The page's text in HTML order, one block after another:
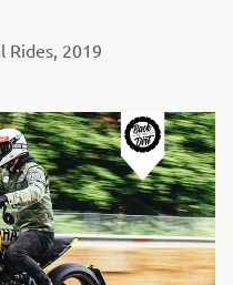
Rides, 2019